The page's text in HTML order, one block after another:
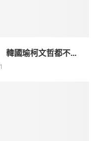
國瑜柯文哲都不...